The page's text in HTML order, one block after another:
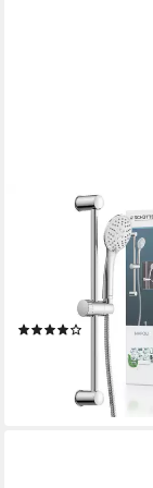
SCHÜTTE
Brausegarnitur
56 cm, Set,
Schlauch und
Duschkopf mit 3
(200)
UVP29,99 €
lieferbar - in 4-5